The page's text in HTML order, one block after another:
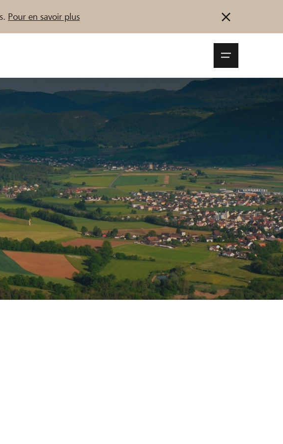
Pour en savoir plus
Démarrez maintenant